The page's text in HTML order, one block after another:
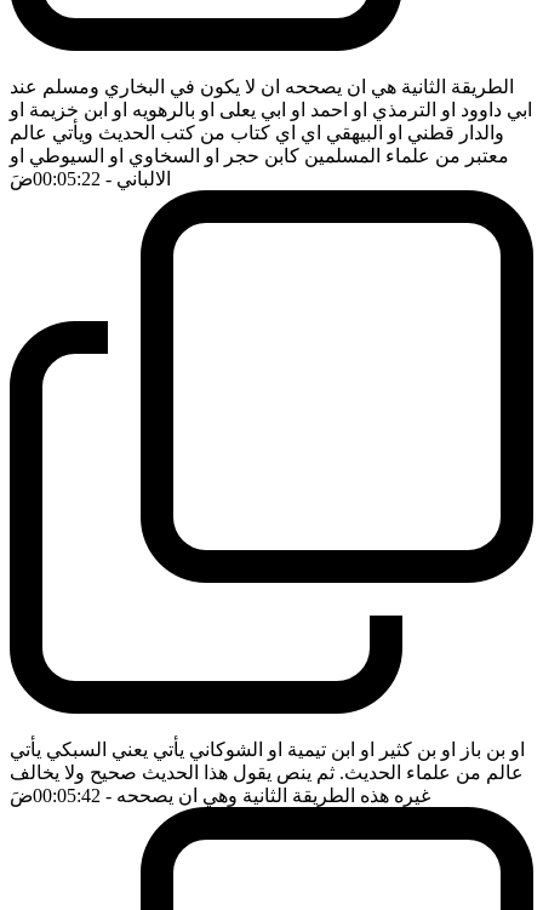
الطريقة الثانية هي ان يصححه ان لا يكون في البخاري ومسلم عند
ابي داوود او الترمذي او احمد او ابي يعلى او بالرهويه او ابن خزيمة او
والدار قطني او البيهقي اي اي كتاب من كتب الحديث ويأتي عالم
معتبر من علماء المسلمين كابن حجر او السخاوي او السيوطي او
الالباني - 00:05:22 ضَ
او بن باز او بن كثير او ابن تيمية او الشوكاني يأتي يعني السبكي يأتي
عالم من علماء الحديث. ثم ينص يقول هذا الحديث صحيح ولا يخالف
غيره هذه الطريقة الثانية وهي ان يصححه - 00:05:42 ضَ